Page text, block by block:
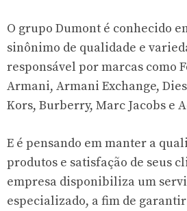
O grupo Dumont é conhecido
sinônimo de qualidade e
responsável por marcas como
Armani, Armani Exchange,
Kors, Burberry, Marc Jacobs e
E é pensando em manter a
produtos e satisfação de seus
empresa disponibiliza um
especializado, a fim de